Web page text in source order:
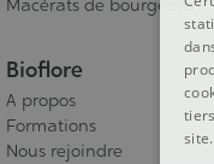
Macérats de bourgeons
Bioflore
A propos
Formations
Nous rejoindre
site.